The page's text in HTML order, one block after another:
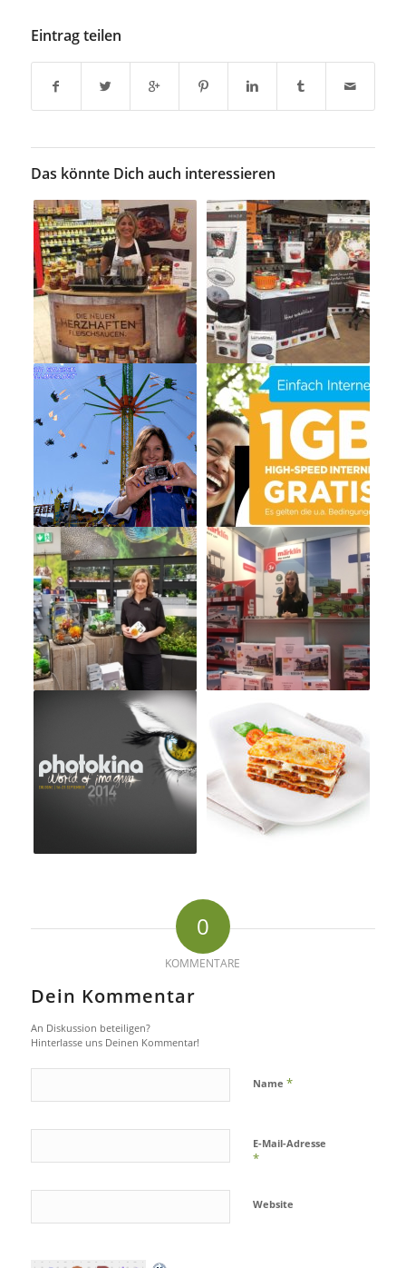
Eintrag teilen
Das könnte Dich auch interessieren
0
KOMMENTARE
Dein Kommentar
An Diskussion beteiligen?
Hinterlasse uns Deinen Kommentar!
Name *
E-Mail-Adresse
*
Website